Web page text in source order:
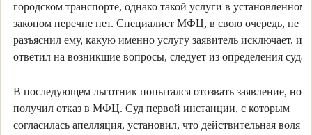
городском транспорте, однако такой услуги в установленном
законом перечне нет. Специалист МФЦ, в свою очередь, не
разъяснил ему, какую именно услугу заявитель исключает, и
ответил на возникшие вопросы, следует из определения суда.
В последующем льготник попытался отозвать заявление, но
получил отказ в МФЦ. Суд первой инстанции, с которым
согласилась апелляция, установил, что действительная воля